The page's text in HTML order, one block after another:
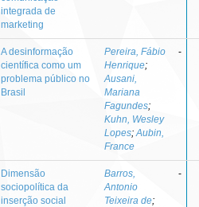
integrada de
marketing
A desinformação
científica como um
problema público no
Brasil
Pereira, Fábio
Henrique;
Ausani,
Mariana
Fagundes;
Kuhn, Wesley
Lopes; Aubin,
France
-
Dimensão
sociopolítica da
inserção social
Barros,
Antonio
Teixeira de;
-